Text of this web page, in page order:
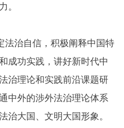
。
治自信，积极阐释中国特
成功实践，讲好新时代中
治理论和实践前沿课题研
中外的涉外法治理论体系
治大国、文明大国形象。